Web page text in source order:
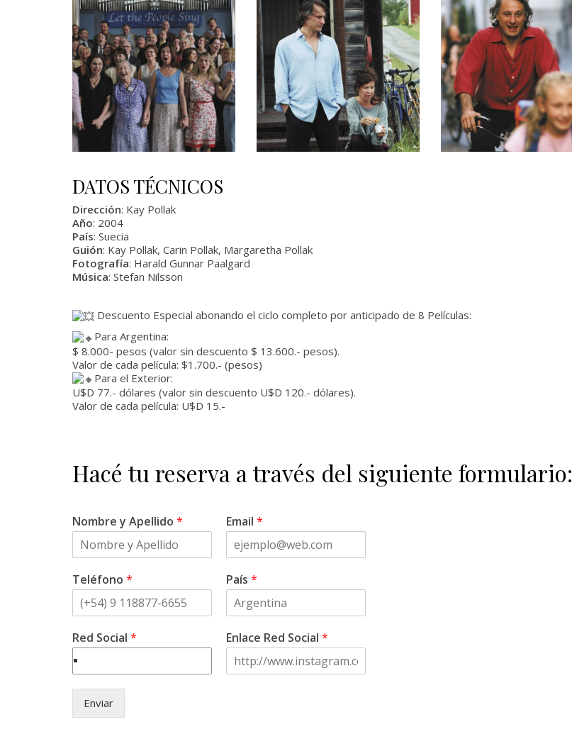
DATOS TÉCNICOS
Dirección: Kay Pollak
Año: 2004
País: Suecia
Guión: Kay Pollak, Carin Pollak, Margaretha Pollak
Fotografía: Harald Gunnar Paalgard
Música: Stefan Nilsson
Descuento Especial abonando el ciclo completo por anticipado de 8 Películas:
Para Argentina:
$ 8.000- pesos (valor sin descuento $ 13.600.- pesos).
Valor de cada película: $1.700.- (pesos)
Para el Exterior:
U$D 77.- dólares (valor sin descuento U$D 120.- dólares).
Valor de cada película: U$D 15.-
Hacé tu reserva a través del siguiente formulario:
Nombre y Apellido * Email *
Teléfono * País *
Red Social * Enlace Red Social *
Enviar